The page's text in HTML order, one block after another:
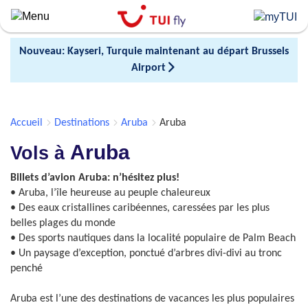
Skip
to
main
contentNouveau: Kayseri, Turquie maintenant au départ Brussels
Airport
Accueil Destinations Aruba Aruba
Vols à Aruba
Billets d’avion Aruba: n’hésitez plus!
• Aruba, l’île heureuse au peuple chaleureux
• Des eaux cristallines caribéennes, caressées par les plus
belles plages du monde
• Des sports nautiques dans la localité populaire de Palm Beach
• Un paysage d’exception, ponctué d’arbres divi-divi au tronc
penché
Aruba est l’une des destinations de vacances les plus populaires